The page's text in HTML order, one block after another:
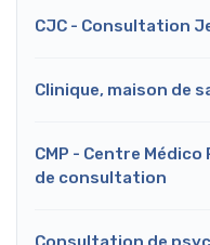
CJC - Consultation
Clinique, maison de
CMP - Centre
de consultation